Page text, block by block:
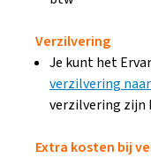
Verzilvering
Je kunt het
verzilvering
verzilvering zijn
Extra kosten bij